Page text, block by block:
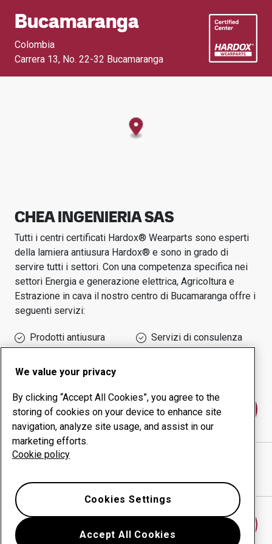
Bucamaranga
Colombia
Carrera 13, No. 22-32 Bucamaranga
CHEA INGENIERIA SAS
Tutti i centri certificati Hardox® Wearparts sono esperti
della lamiera antiusura Hardox® e sono in grado di
servire tutti i settori. Con una competenza specifica nei
settori Energia e generazione elettrica, Agricoltura e
Estrazione in cava il nostro centro di Bucamaranga offre i
seguenti servizi:
Prodotti antiusura
Servizi di consulenza
produttività
Contattaci
CHEA INGENIERIA SAS
We value your privacy
By clicking “Accept All Cookies”, you agree to the
storing of cookies on your device to enhance site
navigation, analyze site usage, and assist in our
marketing efforts.
Cookie policy
Accept All Cookies
Cookies Settings